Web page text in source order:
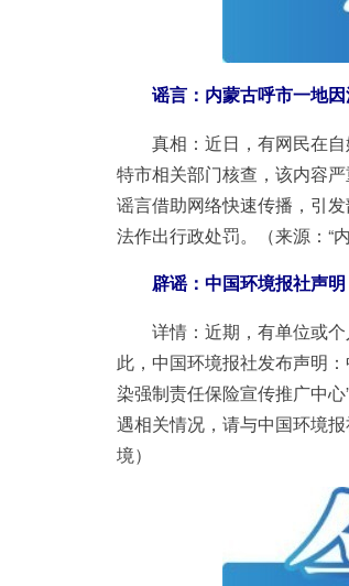
谣言：内蒙古呼市一地
真相： 近日，有网民在
特市相关部门核查，该内容
谣言借助网络快速传播，引
法作出行政处罚。（来源：“
辟谣：中国环境报社声明
详情： 近期，有单位或
此，中国环境报社发布声明
染强制责任保险宣传推广中
遇相关情况，请与中国环境
境）